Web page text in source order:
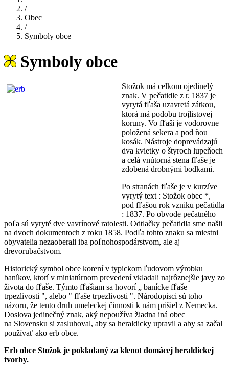
/
Obec
/
Symboly obce
Symboly obce
Stožok má celkom ojedinelý
znak. V pečatidle z r. 1837 je
vyrytá fľaša uzavretá zátkou,
ktorá má podobu trojlistovej
koruny. Vo fľaši je vodorovne
položená sekera a pod ňou
kosák. Nástroje doprevádzajú
dva kvietky o štyroch lupeňoch
a celá vnútorná stena fľaše je
zdobená drobnými bodkami.
Po stranách fľaše je v kurzíve
vyrytý text : Stožok obec *,
pod fľašou rok vzniku pečatidla
: 1837. Po obvode pečatného
poľa sú vyryté dve vavrínové ratolesti. Odtlačky pečatidla sme našli
na dvoch dokumentoch z roku 1858. Podľa tohto znaku sa miestni
obyvatelia nezaoberali iba poľnohospodárstvom, ale aj
drevorubačstvom.
Historický symbol obce korení v typickom ľudovom výrobku
baníkov, ktorí v miniatúrnom prevedení vkladali najrôznejšie javy zo
života do fľaše. Týmto fľašiam sa hovorí „ banícke fľaše
trpezlivosti ", alebo " fľaše trpezlivosti ". Národopisci sú toho
názoru, že tento druh umeleckej činnosti k nám prišiel z Nemecka.
Doslova jedinečný znak, aký nepoužíva žiadna iná obec
na Slovensku si zasluhoval, aby sa heraldicky upravil a aby sa začal
používať ako erb obce.
Erb obce Stožok je pokladaný za klenot domácej heraldickej
tvorby.